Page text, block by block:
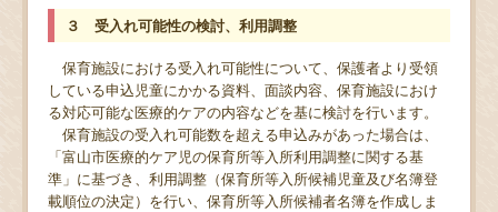
３ 受入れ可能性の検討、利用調整
保育施設における受入れ可能性について、保護者より受領
している申込児童にかかる資料、面談内容、保育施設におけ
る対応可能な医療的ケアの内容などを基に検討を行います。
保育施設の受入れ可能数を超える申込みがあった場合は、
「富山市医療的ケア児の保育所等入所利用調整に関する基
準」に基づき、利用調整（保育所等入所候補児童及び名簿登
載順位の決定）を行い、保育所等入所候補者名簿を作成しま